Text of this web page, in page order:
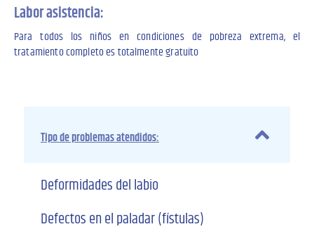
Labor asistencia:
Para todos los niños en condiciones de pobreza extrema, el
tratamiento completo es totalmente gratuito
Tipo de problemas atendidos:
Deformidades del labio
Defectos en el paladar (fístulas)